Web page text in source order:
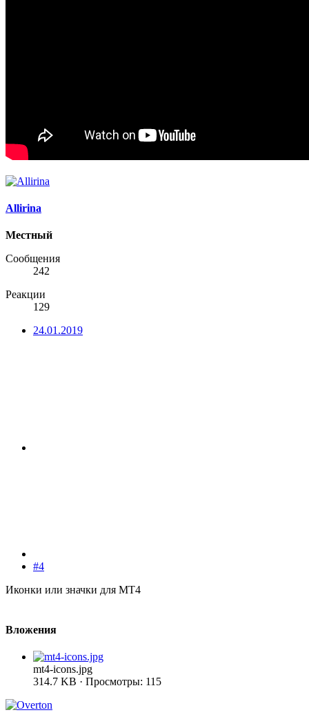
Allirina
Местный
Сообщения
242
Реакции
129
24.01.2019
#4
Иконки или значки для MT4
Вложения
mt4-icons.jpg
314.7 KB · Просмотры: 115